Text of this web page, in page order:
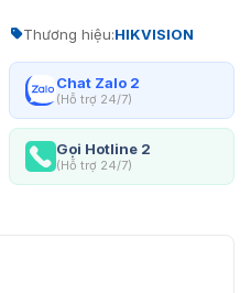
Thương hiệu:HIKVISION
Chat Zalo 2
(Hỗ trợ 24/7)
Gọi Hotline 2
(Hỗ trợ 24/7)